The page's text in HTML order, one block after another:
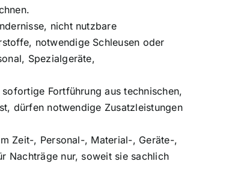
nicht nutzbare
notwendige Schleusen oder
Spezialgeräte,
Fortführung aus technischen,
dürfen notwendige Zusatzleistungen
Zeit-, Personal-, Material-, Geräte-,
Nachträge nur, soweit sie sachlich